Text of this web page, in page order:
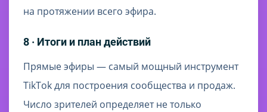
на протяжении всего эфира.
8 · Итоги и план действий
Прямые эфиры — самый мощный инструмент
TikTok для построения сообщества и продаж.
Число зрителей определяет не только